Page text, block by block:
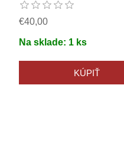
€40,00
Na sklade: 1 ks